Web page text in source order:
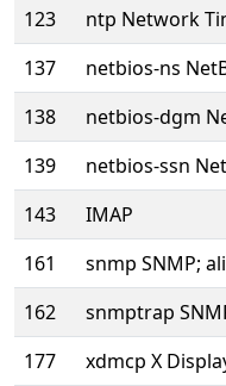
123
ntp Network
137
netbios-ns
138
netbios-dgm
139
netbios-ssn
143
IMAP
161
snmp SNMP;
162
snmptrap
177
xdmcp X